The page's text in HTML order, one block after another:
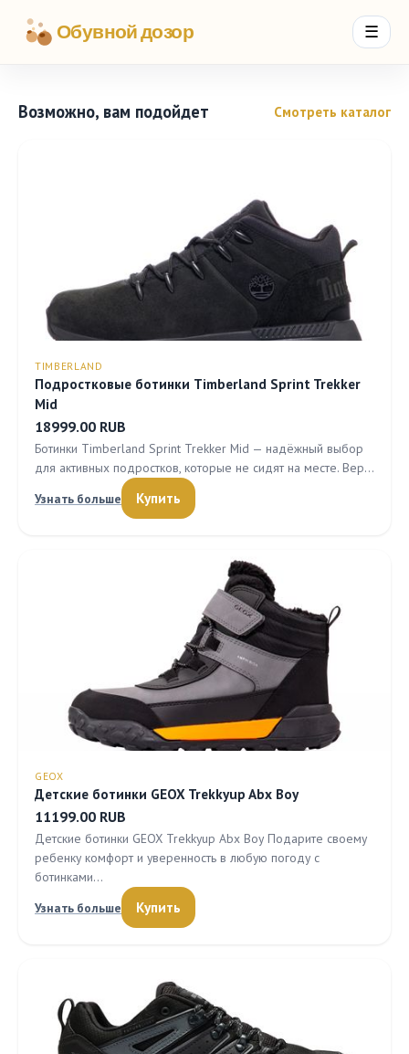
Обувной дозор ☰
Возможно, вам подойдет Смотреть каталог
TIMBERLAND
Подростковые ботинки Timberland Sprint Trekker
Mid
18999.00 RUB
Ботинки Timberland Sprint Trekker Mid — надёжный выбор
для активных подростков, которые не сидят на месте. Вер…
Узнать больше
Купить
GEOX
Детские ботинки GEOX Trekkyup Abx Boy
11199.00 RUB
Детские ботинки GEOX Trekkyup Abx Boy Подарите своему
ребенку комфорт и уверенность в любую погоду с
ботинками…
Узнать больше
Купить